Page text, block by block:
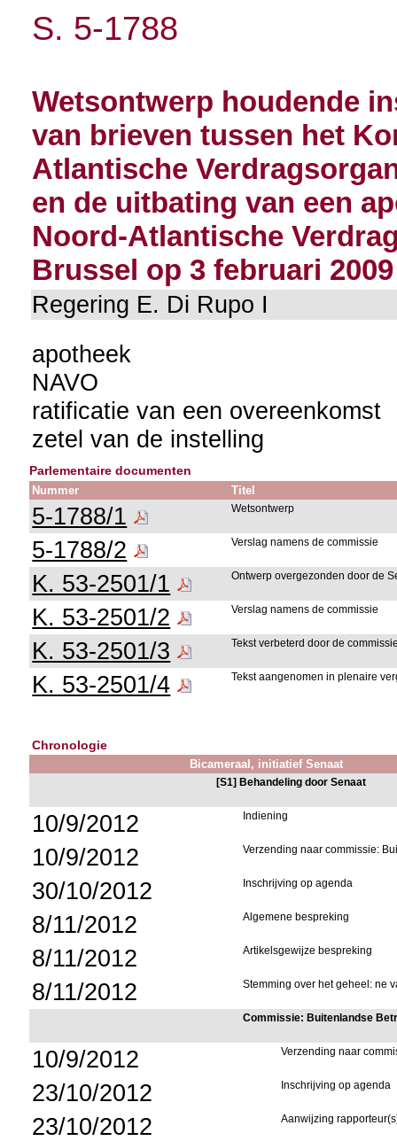
S. 5-1788
Wetsontwerp houdende
van brieven tussen het
Atlantische
en de uitbating van een
Noord-Atlantische
Brussel op 3 februari
Regering E. Di Rupo I
apotheek
NAVO
ratificatie van een overeenkomst
zetel van de instelling
Parlementaire documenten
Nummer Titel
5-1788/1 Wetsontwerp
5-1788/2 Verslag namens de commissie
K. 53-2501/1 Ontwerp overgezonden door de
K. 53-2501/2 Verslag namens de commissie
K. 53-2501/3 Tekst verbeterd door de
K. 53-2501/4 Tekst aangenomen in plenaire
Chronologie
Bicameraal, initiatief Senaat
[S1] Behandeling door Senaat
10/9/2012 Indiening
10/9/2012 Verzending naar commissie:
30/10/2012 Inschrijving op agenda
8/11/2012 Algemene bespreking
8/11/2012 Artikelsgewijze bespreking
8/11/2012 Stemming over het geheel: ne
Commissie: Buitenlandse
10/9/2012 Verzending naar
23/10/2012 Inschrijving op agenda
23/10/2012 Aanwijzing